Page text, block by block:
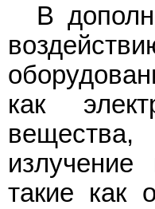
В
как
такие как